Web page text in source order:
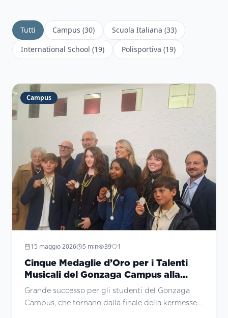
Tutti Campus (30) Scuola Italiana (33)
International School (19) Polisportiva (19)
Campus
15 maggio 2026 5 min 39 1
Cinque Medaglie d’Oro per i Talenti
Musicali del Gonzaga Campus alla
Kermesse “Diamoci un tono”
Grande successo per gli studenti del Gonzaga
Campus, che tornano dalla finale della kermesse